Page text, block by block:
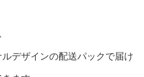
デザインの配送パックで届け